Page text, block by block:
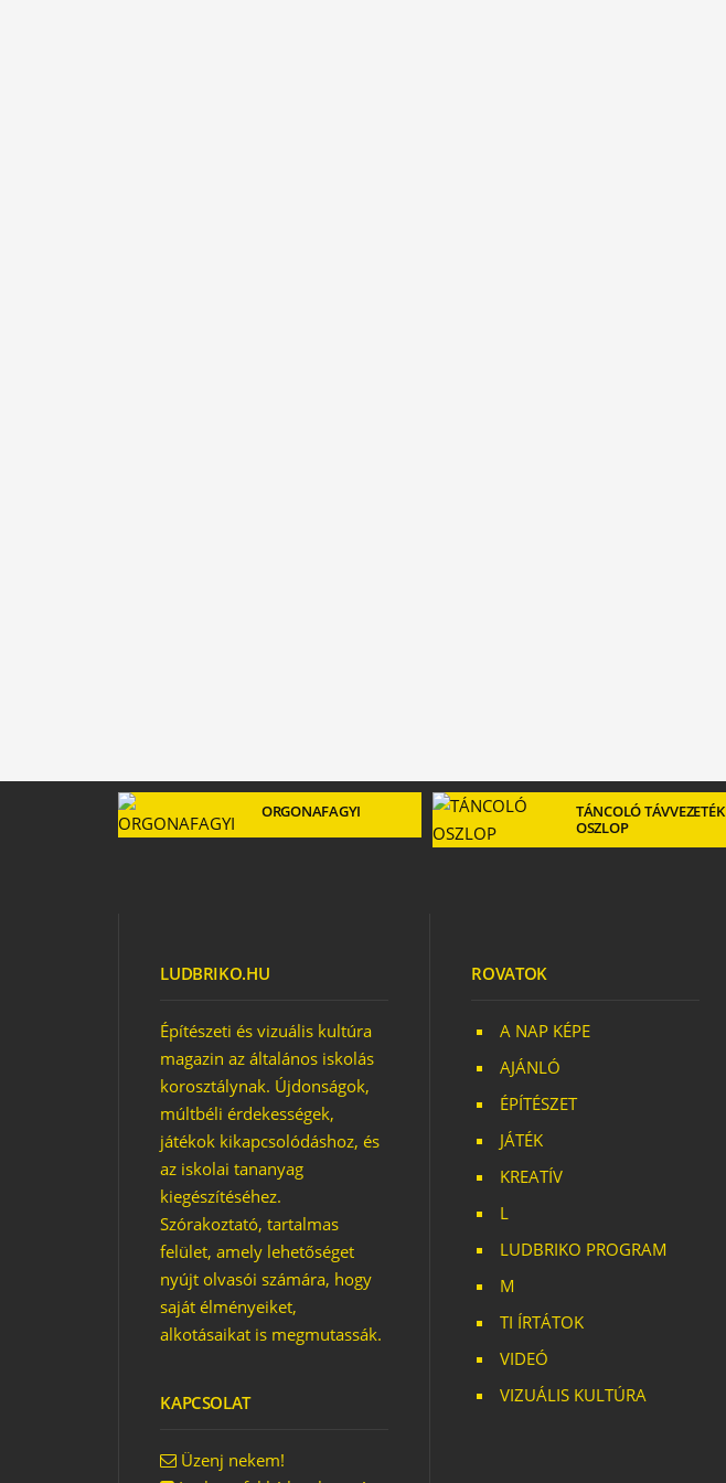
ORGONAFAGYI
TÁNCOLÓ TÁVVEZETÉK
OSZLOP
LUDBRIKO.HU
Építészeti és vizuális kultúra
magazin az általános iskolás
korosztálynak. Újdonságok,
múltbéli érdekességek,
játékok kikapcsolódáshoz, és
az iskolai tananyag
kiegészítéséhez.
Szórakoztató, tartalmas
felület, amely lehetőséget
nyújt olvasói számára, hogy
saját élményeiket,
alkotásaikat is megmutassák.
KAPCSOLAT
Üzenj nekem!
ROVATOK
A NAP KÉPE
AJÁNLÓ
ÉPÍTÉSZET
JÁTÉK
KREATÍV
L
LUDBRIKO PROGRAM
M
TI ÍRTÁTOK
VIDEÓ
VIZUÁLIS KULTÚRA